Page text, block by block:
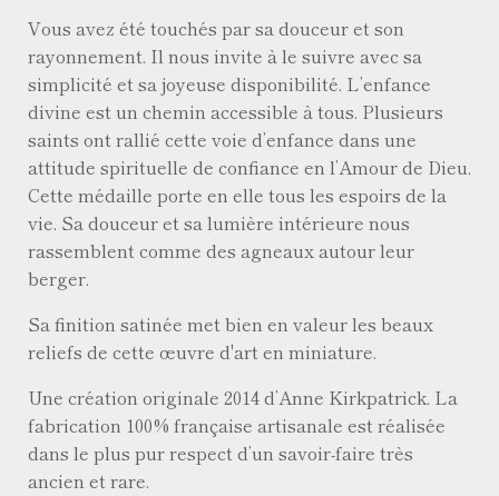
Vous avez été touchés par sa douceur et son
rayonnement. Il nous invite à le suivre avec sa
simplicité et sa joyeuse disponibilité. L’enfance
divine est un chemin accessible à tous. Plusieurs
saints ont rallié cette voie d’enfance dans une
attitude spirituelle de confiance en l’Amour de Dieu.
Cette médaille porte en elle tous les espoirs de la
vie. Sa douceur et sa lumière intérieure nous
rassemblent comme des agneaux autour leur
berger.
Sa finition satinée met bien en valeur les beaux
reliefs de cette œuvre d'art en miniature.
Une création originale 2014 d’Anne Kirkpatrick. La
fabrication 100% française artisanale est réalisée
dans le plus pur respect d’un savoir-faire très
ancien et rare.